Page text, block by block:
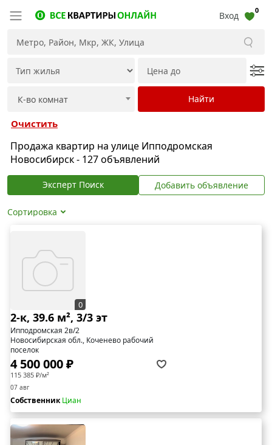
Вход 0
Очистить
Продажа квартир на улице Ипподромская
Новосибирск - 127 объявлений
Эксперт Поиск Добавить объявление
Сортировка
0
2-к, 39.6 м², 3/3 эт
Ипподромская 2в/2
Новосибирская обл., Коченево рабочий
поселок
4 500 000 ₽
115 385 ₽/м²
07 авг
СобственникЦиан